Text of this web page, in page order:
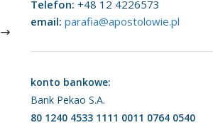
Telefon: +48 12 4226573
email: parafia@apostolowie.pl
konto bankowe:
Bank Pekao S.A.
80 1240 4533 1111 0011 0764 0540